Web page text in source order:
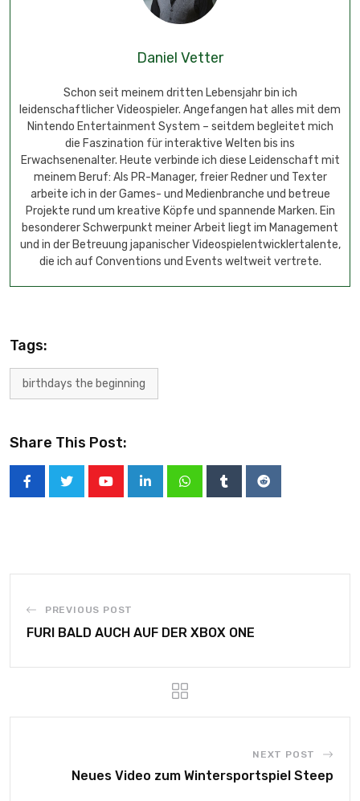
Daniel Vetter
Schon seit meinem dritten Lebensjahr bin ich
leidenschaftlicher Videospieler. Angefangen hat alles mit dem
Nintendo Entertainment System – seitdem begleitet mich
die Faszination für interaktive Welten bis ins
Erwachsenenalter. Heute verbinde ich diese Leidenschaft mit
meinem Beruf: Als PR-Manager, freier Redner und Texter
arbeite ich in der Games- und Medienbranche und betreue
Projekte rund um kreative Köpfe und spannende Marken. Ein
besonderer Schwerpunkt meiner Arbeit liegt im Management
und in der Betreuung japanischer Videospielentwicklertalente,
die ich auf Conventions und Events weltweit vertrete.
Tags:
birthdays the beginning
Share This Post:
PREVIOUS POST
FURI BALD AUCH AUF DER XBOX ONE
NEXT POST
Neues Video zum Wintersportspiel Steep